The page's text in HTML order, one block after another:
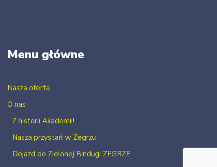
Menu główne
Nasza oferta
O nas
Z historii Akademii!
Nasza przystań w Zegrzu
Dojazd do Zielonej Bindugi ZEGRZE